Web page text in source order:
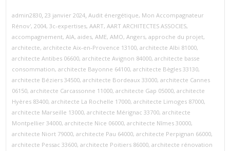
admin2830, 23 janvier 2024, Audit énergétique, Mon Accompagnateur
Rénov', 2004, 3c-expertises, AART, AART ARCHITECTES ASSOCIES,
accompagnement, AIA, aides, AME, AMO, Angers, approche du projet,
architecte, architecte Aix‑en‑Provence 13100, architecte Albi 81000,
architecte Antibes 06600, architecte Avignon 84000, architecte basse
consommation, architecte Bayonne 64100, architecte Bègles 33130,
architecte Béziers 34500, architecte Bordeaux 33000, architecte Cannes
06150, architecte Carcassonne 11000, architecte Gap 05000, architecte
Hyères 83400, architecte La Rochelle 17000, architecte Limoges 87000,
architecte Marseille 13000, architecte Mérignac 33700, architecte
Montpellier 34000, architecte Nice 06000, architecte Nîmes 30000,
architecte Niort 79000, architecte Pau 64000, architecte Perpignan 66000,
architecte Pessac 33600, architecte Poitiers 86000, architecte rénovation